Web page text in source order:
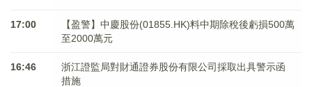
17:00
【盈警】中慶股份(01855.HK)料中期除稅後虧損500萬
至2000萬元
16:46
浙江證監局對財通證券股份有限公司採取出具警示函
措施